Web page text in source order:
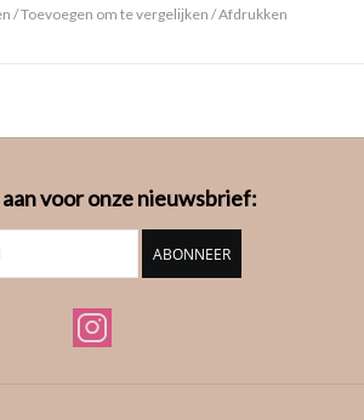
/Toevoegen om te vergelijken /Afdrukken
voor onze nieuwsbrief:
ABONNEER